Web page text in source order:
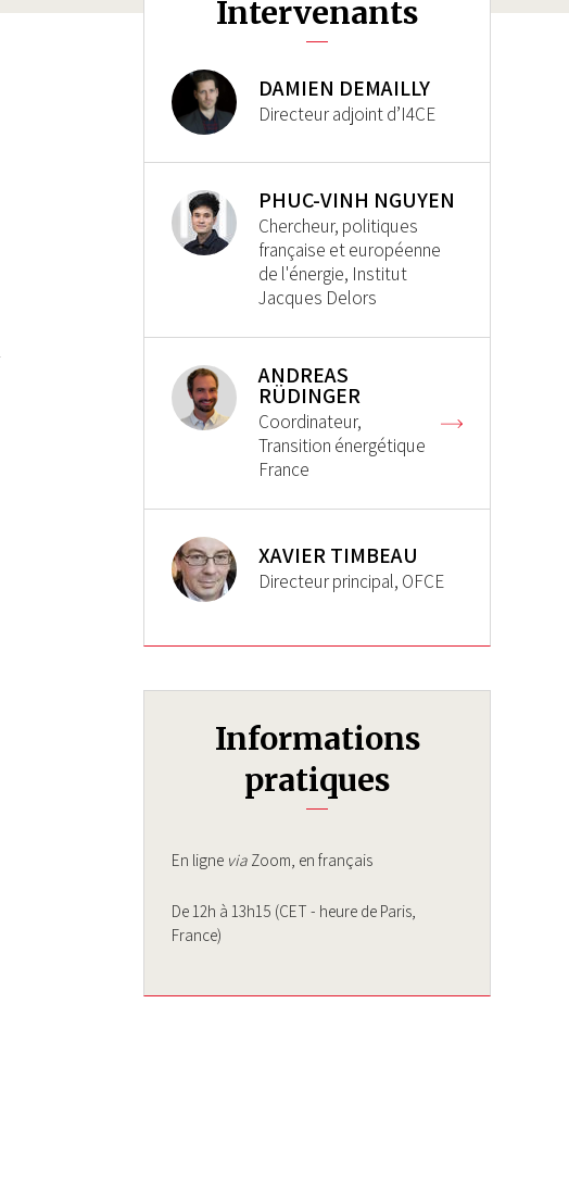
Intervenants
DAMIEN DEMAILLY
Directeur adjoint d’I4CE
PHUC-VINH NGUYEN
Chercheur, politiques
française et européenne
de l'énergie, Institut
Jacques Delors
ANDREAS
RÜDINGER
Coordinateur,
Transition énergétique
France
XAVIER TIMBEAU
Directeur principal, OFCE
Informations
pratiques
En ligne via Zoom, en français
De 12h à 13h15 (CET - heure de Paris,
France)